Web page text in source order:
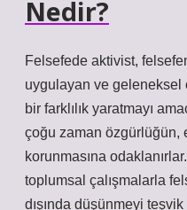
Nedir?
Felsefede aktivist,
uygulayan ve geleneksel
bir farklılık yaratmayı
çoğu zaman özgürlüğün,
korunmasına
toplumsal çalışmalarla
dışında düşünmeyi